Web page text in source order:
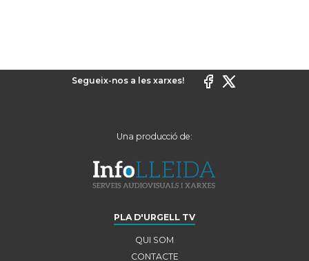
Segueix-nos a les xarxes!
Una producció de:
PLA D'URGELL TV
QUI SOM
CONTACTE